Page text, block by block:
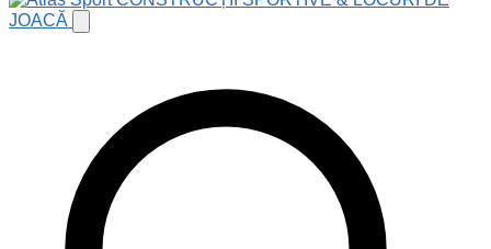
JOACĂ